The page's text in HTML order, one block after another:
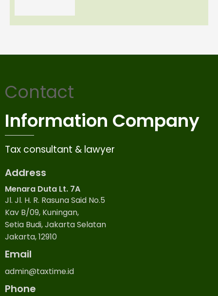
Contact
Information Company
Tax consultant & lawyer
Address
Menara Duta Lt. 7A
Jl. Jl. H. R. Rasuna Said No.5
Kav B/09, Kuningan,
Setia Budi, Jakarta Selatan
Jakarta, 12910
Email
admin@taxtime.id
Phone